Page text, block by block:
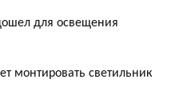
для освещения
монтировать светильник